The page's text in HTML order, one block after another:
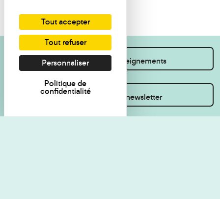
Je souhaite des renseignements
Inscrivez-vous à la newsletter
Tout accepter
Tout refuser
Personnaliser
Politique de
confidentialité